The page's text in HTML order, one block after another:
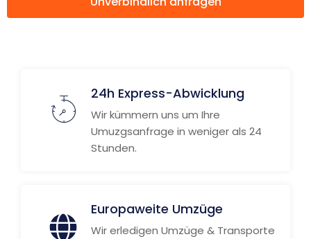
24h Express-Abwicklung
Wir kümmern uns um Ihre
Umuzgsanfrage in weniger als 24
Stunden.
Europaweite Umzüge
Wir erledigen Umzüge & Transporte